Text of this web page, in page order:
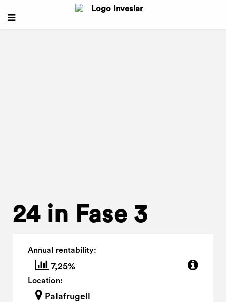
24 in Fase 3
Annual rentability:
7,25%
Location:
Palafrugell